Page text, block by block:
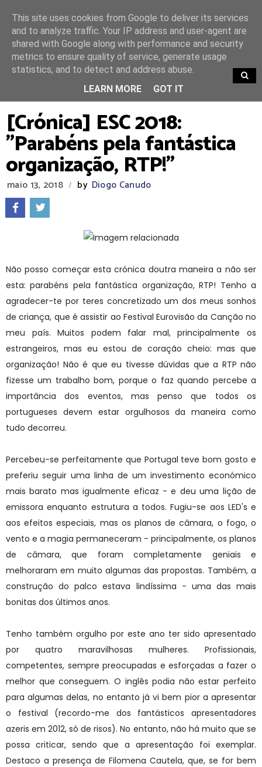
TRENDING
[Crónica] ESC 2018:
"Parabéns pela fantástica
organização, RTP!"
maio 13, 2018 / by Diogo Canudo
Não posso começar esta crónica doutra maneira a não ser
esta: parabéns pela fantástica organização, RTP! Tenho a
agradecer-te por teres concretizado um dos meus sonhos
de criança, que é assistir ao Festival Eurovisão da Canção no
meu país. Muitos podem falar mal, principalmente os
estrangeiros, mas eu estou de coração cheio: mas que
organização! Não é que eu tivesse dúvidas que a RTP não
fizesse um trabalho bom, porque o faz quando percebe a
importância dos eventos, mas penso que todos os
portugueses devem estar orgulhosos da maneira como
tudo decorreu.
Percebeu-se perfeitamente que Portugal teve bom gosto e
preferiu seguir uma linha de um investimento económico
mais barato mas igualmente eficaz - e deu uma lição de
emissora enquanto estrutura a todos. Fugiu-se aos LED's e
aos efeitos especiais, mas os planos de câmara, o fogo, o
vento e a magia permaneceram - principalmente, os planos
de câmara, que foram completamente geniais e
melhoraram em muito algumas das propostas. Também, a
construção do palco estava lindíssima - uma das mais
bonitas dos últimos anos.
Tenho também orgulho por este ano ter sido apresentado
por quatro maravilhosas mulheres. Profissionais,
competentes, sempre preocupadas e esforçadas a fazer o
melhor que conseguem. O inglês podia não estar perfeito
para algumas delas, no entanto já vi bem pior a apresentar
o festival (recordo-me dos fantásticos apresentadores
azeris em 2012, só de risos). No entanto, não há muito que se
possa criticar, sendo que a apresentação foi exemplar.
Destaco a presença de Filomena Cautela, que, se for bem
This site uses cookies from Google to deliver its services
and to analyze traffic. Your IP address and user-agent are
shared with Google along with performance and security
metrics to ensure quality of service, generate usage
statistics, and to detect and address abuse.
LEARN MORE
GOT IT